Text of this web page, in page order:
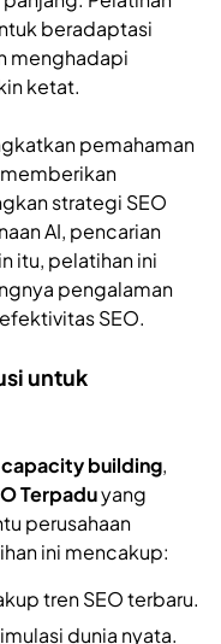
beradaptasi
menghadapi
ketat.
pemahaman
strategi SEO
AI, pencarian
itu, pelatihan ini
pengalaman
SEO.
untuk
capacity building,
Terpaduyang
perusahaan
ini mencakup:
tren SEO terbaru.
dunia nyata.